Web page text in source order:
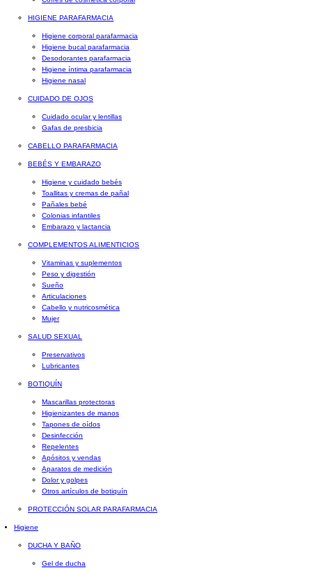
HIGIENE PARAFARMACIA
Higiene corporal parafarmacia
Higiene bucal parafarmacia
Desodorantes parafarmacia
Higiene íntima parafarmacia
Higiene nasal
CUIDADO DE OJOS
Cuidado ocular y lentillas
Gafas de presbicia
CABELLO PARAFARMACIA
BEBÉS Y EMBARAZO
Higiene y cuidado bebés
Toallitas y cremas de pañal
Pañales bebé
Colonias infantiles
Embarazo y lactancia
COMPLEMENTOS ALIMENTICIOS
Vitaminas y suplementos
Peso y digestión
Sueño
Articulaciones
Cabello y nutricosmética
Mujer
SALUD SEXUAL
Preservativos
Lubricantes
BOTIQUÍN
Mascarillas protectoras
Higienizantes de manos
Tapones de oídos
Desinfección
Repelentes
Apósitos y vendas
Aparatos de medición
Dolor y golpes
Otros artículos de botiquín
PROTECCIÓN SOLAR PARAFARMACIA
Higiene
DUCHA Y BAÑO
Gel de ducha